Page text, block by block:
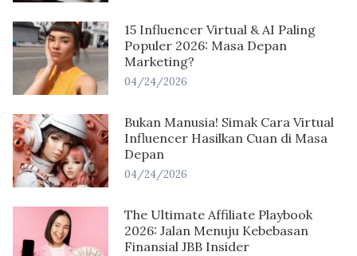
15 Influencer Virtual & AI Paling
Populer 2026: Masa Depan
Marketing?
04/24/2026
Bukan Manusia! Simak Cara Virtual
Influencer Hasilkan Cuan di Masa
Depan
04/24/2026
The Ultimate Affiliate Playbook
2026: Jalan Menuju Kebebasan
Finansial JBB Insider